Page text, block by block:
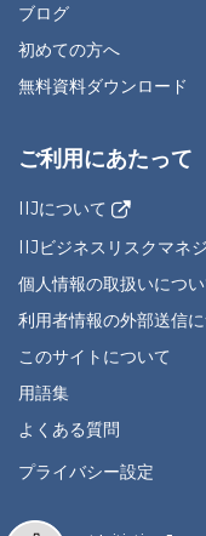
ブログ
初めての方へ
無料資料ダウンロード
ご利用にあたって
IIJについて
IIJビジネスリスクマネ
個人情報の取扱いにつ
利用者情報の外部送信
このサイトについて
用語集
よくある質問
プライバシー設定